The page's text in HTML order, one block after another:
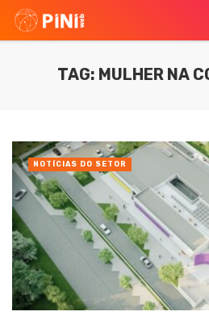
TAG: MULHER NA
NOTÍCIAS DO SETOR